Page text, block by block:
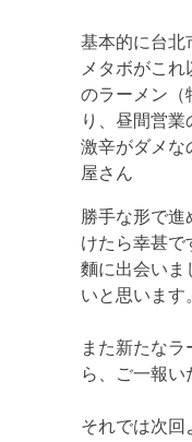
基本的に台北
メタボがこ
のラーメン（
り、昼間営
激辛がダメな
屋さん
勝手な形で進
けたら幸甚で
麵に出会いま
いと思います
また新たなラ
ら、ご一報い
それでは次回